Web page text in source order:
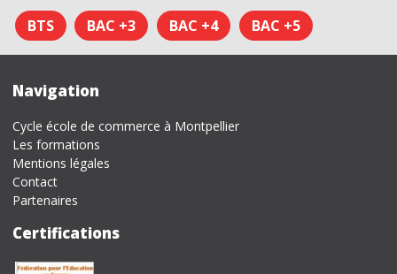
BTS BAC +3 BAC +4 BAC +5
Navigation
Cycle école de commerce à Montpellier
Les formations
Mentions légales
Contact
Partenaires
Certifications